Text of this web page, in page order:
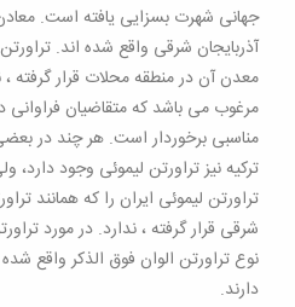
جهانی شهرت بسزایی یافته است.
آذربایجان شرقی واقع شده اند.
معدن آن در منطقه محلات قرار گرفته ،
مرغوب می باشد که متقاضیان فراوانی
مناسبی برخوردار است. هر چند در
ترکیه نیز تراورتن لیموئی وجود
تراورتن لیموئی ایران را که همانند
شرقی قرار گرفته ، ندارد. در مورد
نوع تراورتن الوان فوق الذکر واقع
دارند.